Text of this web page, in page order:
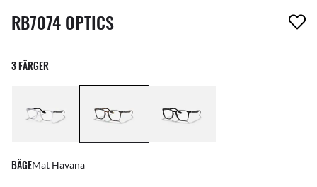
1 artikel har tagits bort från din önskelista
RB7074 OPTICS
3 FÄRGER
BÄGEMat Havana